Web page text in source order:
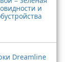
и
Dreamline